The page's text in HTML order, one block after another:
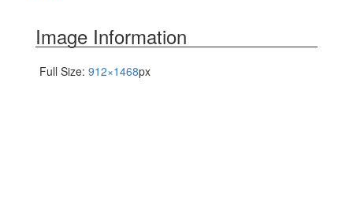
Image Information
Full Size: 912×1468px